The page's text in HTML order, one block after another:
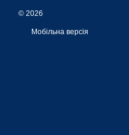
© 2026
Мобільна версія